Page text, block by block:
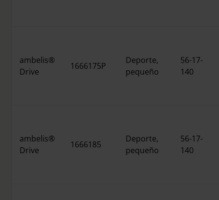
ambelis®
Drive
1666175P
Deporte,
pequeño
56-17-
140
ambelis®
Drive
1666185
Deporte,
pequeño
56-17-
140